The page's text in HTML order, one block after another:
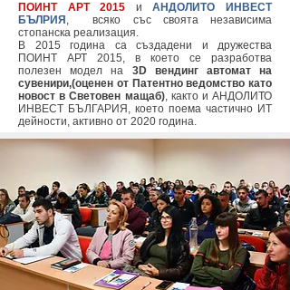
ПОИНТ АРТ 2015 иАНДОЛИТО ИНВЕСТ
БЪЛРИЯ ,всяко със своята независима
стопанска реализация.
В 2015 година са създадени и дружества
ПОИНТ АРТ 2015, в което се разработва
полезен модел на 3D вендинг автомат на
сувенири,(оценен от Патентно ведомство като
новост в Световен мащаб), както и АНДОЛИТО
ИНВЕСТ БЪЛГАРИЯ, което поема частично ИТ
дейности, активно от 2020 година.